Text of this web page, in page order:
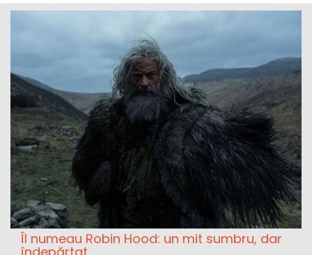
Îl numeau Robin Hood: un mit sumbru, dar